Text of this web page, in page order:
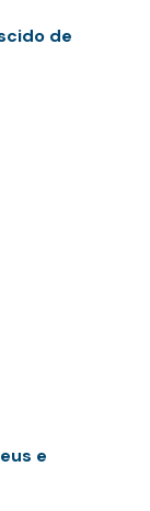
de
e